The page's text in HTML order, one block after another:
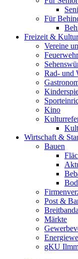
Für
Freizeit & Kultur
Vereine
Feuerwehr
Rad- und
Kino
Wirtschaft &
Bauen
Post &
Märkte
gKU